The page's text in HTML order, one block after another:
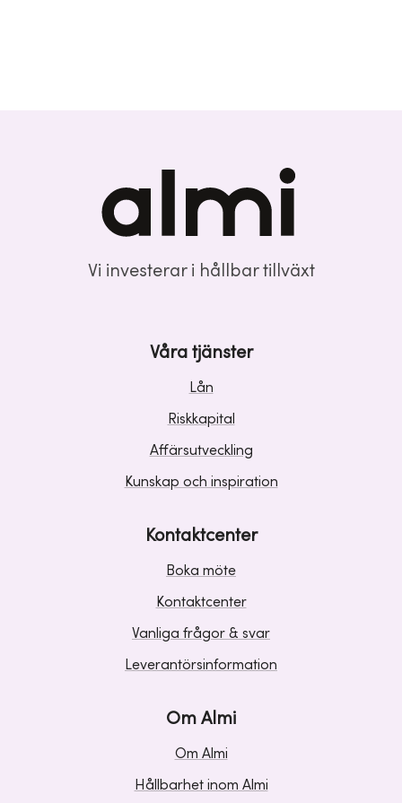
Vi investerar i hållbar tillväxt
Våra tjänster
Lån
Riskkapital
Affärsutveckling
Kunskap och inspiration
Kontaktcenter
Boka möte
Kontaktcenter
Vanliga frågor & svar
Leverantörsinformation
Om Almi
Om Almi
Hållbarhet inom Almi